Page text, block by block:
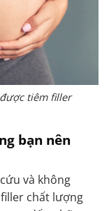
tiêm filler
bạn nên
và không
chất lượng